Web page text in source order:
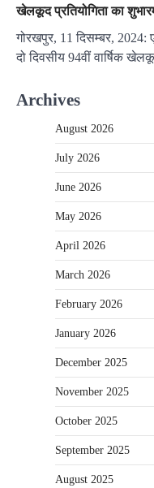
खेलकूद प्रतियोगिता का
गोरखपुर, 11 दिसम्बर, 2024:
दो दिवसीय 94वीं वार्षिक
Archives
August 2026
July 2026
June 2026
May 2026
April 2026
March 2026
February 2026
January 2026
December 2025
November 2025
October 2025
September 2025
August 2025